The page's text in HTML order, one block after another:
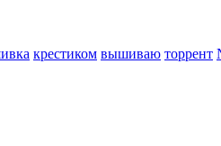
крестиком вышиваю торрент